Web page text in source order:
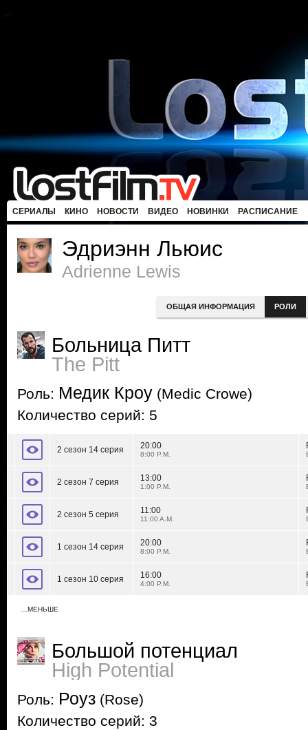
СЕРИАЛЫ КИНО НОВОСТИ ВИДЕО НОВИНКИ РАСПИСАНИЕ
Эдриэнн Льюис
Adrienne Lewis
ОБЩАЯ ИНФОРМАЦИЯ РОЛИ
Больница Питт
The Pitt
Роль: Медик Кроу (Medic Crowe)
Количество серий: 5
2 сезон 14 серия 20:00
8:00 P.M.
2 сезон 7 серия 13:00
1:00 P.M.
2 сезон 5 серия 11:00
11:00 A.M.
1 сезон 14 серия 20:00
8:00 P.M.
1 сезон 10 серия 16:00
4:00 P.M.
…МЕНЬШЕ
Большой потенциал
High Potential
Роль: Роуз (Rose)
Количество серий: 3